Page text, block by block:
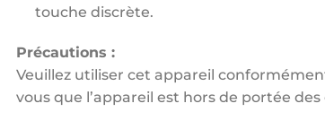
touche discrète.
Précautions :
Veuillez utiliser cet appareil
vous que l’appareil est hors de portée